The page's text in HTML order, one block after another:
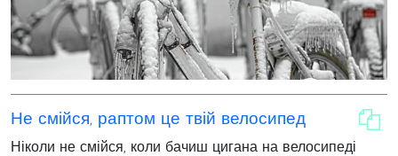
Не смійся, раптом це твій велосипед
Ніколи не смійся, коли бачиш цигана на велосипеді